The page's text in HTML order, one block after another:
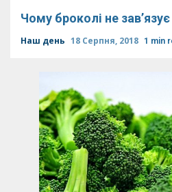
Чому броколі не зав’язує
Наш день 18 Серпня, 2018 1 min